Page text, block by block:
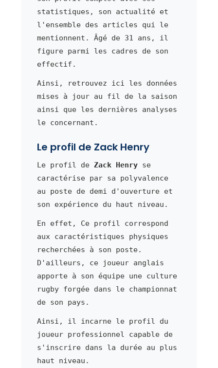
statistiques, son actualité et
l'ensemble des articles qui le
mentionnent. Âgé de 31 ans, il
figure parmi les cadres de son
effectif.
Ainsi, retrouvez ici les données
mises à jour au fil de la saison
ainsi que les dernières analyses
le concernant.
Le profil de Zack Henry
Le profil de Zack Henryse
caractérise par sa polyvalence
au poste de demi d'ouverture et
son expérience du haut niveau.
En effet, Ce profil correspond
aux caractéristiques physiques
recherchées à son poste.
D'ailleurs, ce joueur anglais
apporte à son équipe une culture
rugby forgée dans le championnat
de son pays.
Ainsi, il incarne le profil du
joueur professionnel capable de
s'inscrire dans la durée au plus
haut niveau.